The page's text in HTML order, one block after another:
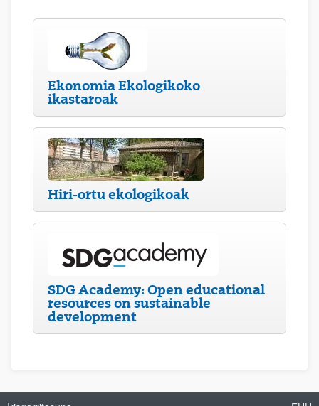
Ekonomia Ekologikoko
ikastaroak
Hiri-ortu ekologikoak
SDG Academy: Open educational
resources on sustainable
development